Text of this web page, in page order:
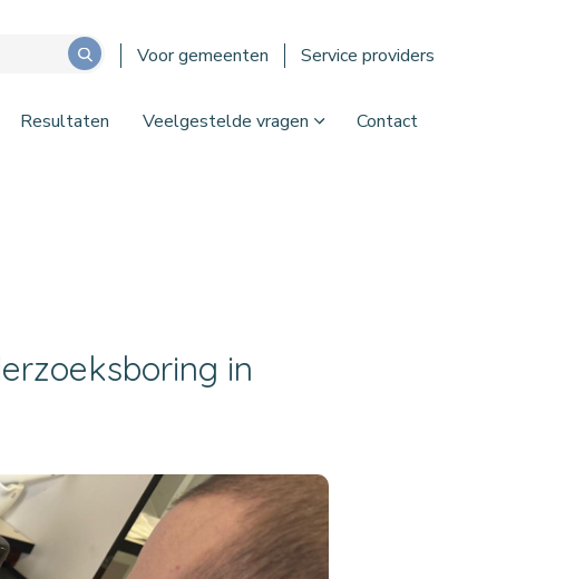
Voor gemeenten Service providers
Resultaten Veelgestelde vragen Contact
in